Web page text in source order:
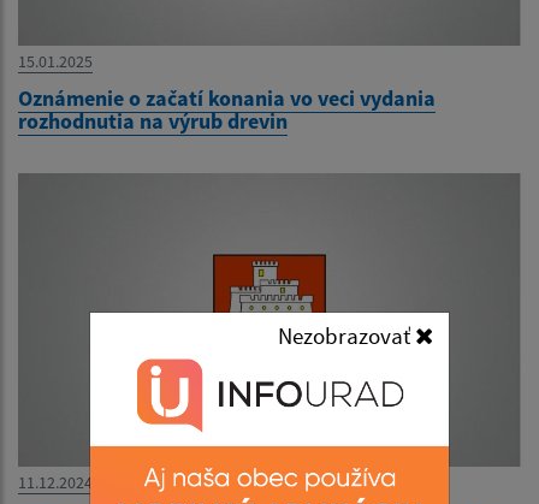
Nezobrazovať
15.01.2025
Oznámenie o začatí konania vo veci vydania
rozhodnutia na výrub drevin
11.12.2024